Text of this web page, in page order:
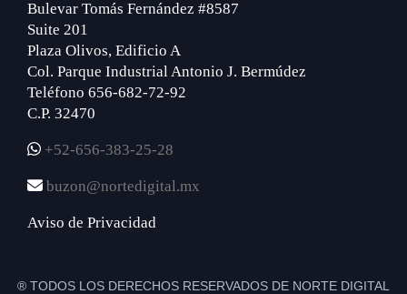
Bulevar Tomás Fernández #8587
Suite 201
Plaza Olivos, Edificio A
Col. Parque Industrial Antonio J. Bermúdez
Teléfono 656-682-72-92
C.P. 32470
+52-656-383-25-28
buzon@nortedigital.mx
Aviso de Privacidad
® TODOS LOS DERECHOS RESERVADOS DE NORTE DIGITAL